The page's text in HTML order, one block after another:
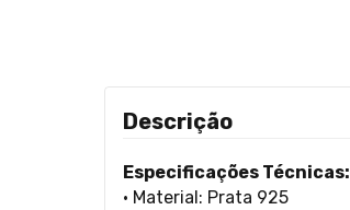
Descrição
Especificações Técnicas:
• Material: Prata 925